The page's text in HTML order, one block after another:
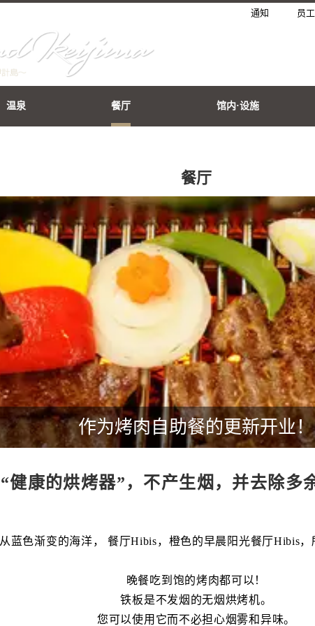
通知 员
温泉 餐厅 馆内·设施
餐厅
作为烤肉自助餐的更新开业！
“健康的烘烤器”，不产生烟，并去除多
从蓝色渐变的海洋， 餐厅Hibis，橙色的早晨阳光餐厅Hibis，
晚餐吃到饱的烤肉都可以！
铁板是不发烟的无烟烘烤机。
您可以使用它而不必担心烟雾和异味。